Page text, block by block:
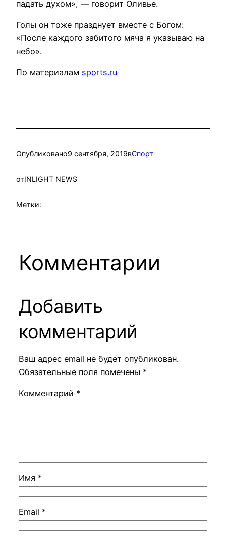
падать духом», — говорит Оливье.
Голы он тоже празднует вместе с Богом:
«После каждого забитого мяча я указываю на
небо».
По материалам sports.ru
Опубликовано9 сентября, 2019вСпорт
отINLIGHT NEWS
Метки:
Комментарии
Добавить
комментарий
Ваш адрес email не будет опубликован.
Обязательные поля помечены *
Комментарий *
Имя *
Email *